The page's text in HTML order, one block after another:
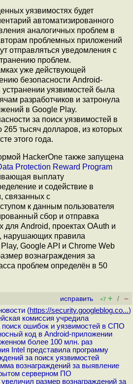
уязвимостях будет
автоматизированного
аналогичных проблем в
проблемных приложений
отправляться уведомления с
проблем.
уже действующей
безопасности Android-
уязвимостей была
разработчиков и затронула
в Google Play.
за поиск уязвимостей в
тысяч долларов, из которых
этого года.
HackerOne также запущена
Protection Reward Program
выплату
и содействие в
связанных с
к данным пользователя
сбор и отправка
для Android, проектах OAuth и
нарушающих правила
Google API и Chrome Web
вознаграждения за
проблем определён в 50
исправить +7 + / –
(https://security.googleblog.co...)
комиссия учредила
поиск ошибок и уязвимостей в СПО
код в Android-приложении
более 100 млн. раз
Intel представила программу
за поиск уязвимостей
вознаграждений за выявление
серверном ПО
размер вознаграждений за